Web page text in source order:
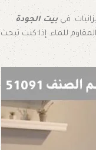
في بيت الجودة
للماء. إذا كنت تبحث